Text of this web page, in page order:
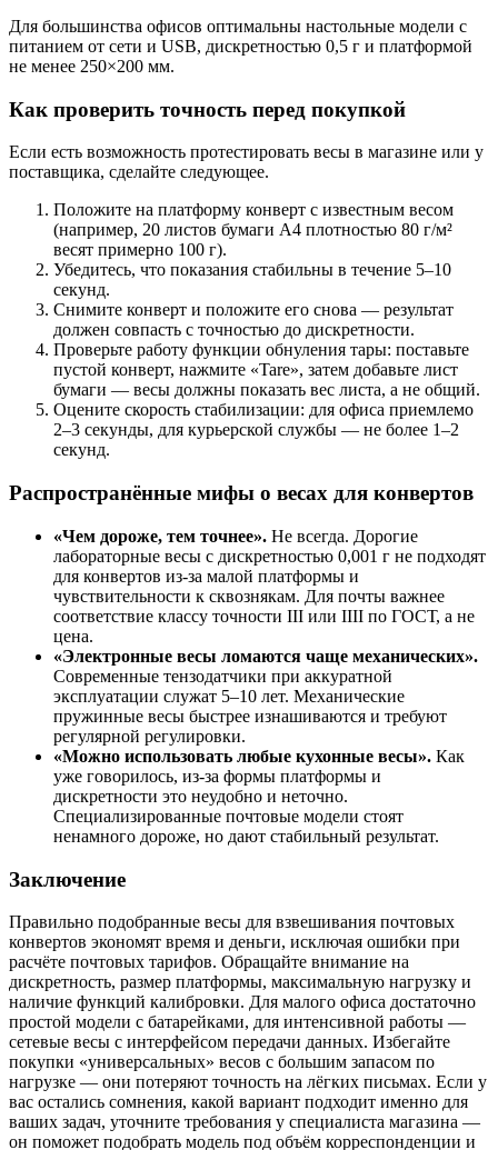
Для большинства офисов оптимальны настольные модели с
питанием от сети и USB, дискретностью 0,5 г и платформой
не менее 250×200 мм.
Как проверить точность перед покупкой
Если есть возможность протестировать весы в магазине или у
поставщика, сделайте следующее.
Положите на платформу конверт с известным весом
(например, 20 листов бумаги A4 плотностью 80 г/м²
весят примерно 100 г).
Убедитесь, что показания стабильны в течение 5–10
секунд.
Снимите конверт и положите его снова — результат
должен совпасть с точностью до дискретности.
Проверьте работу функции обнуления тары: поставьте
пустой конверт, нажмите «Tare», затем добавьте лист
бумаги — весы должны показать вес листа, а не общий.
Оцените скорость стабилизации: для офиса приемлемо
2–3 секунды, для курьерской службы — не более 1–2
секунд.
Распространённые мифы о весах для конвертов
«Чем дороже, тем точнее». Не всегда. Дорогие
лабораторные весы с дискретностью 0,001 г не подходят
для конвертов из-за малой платформы и
чувствительности к сквознякам. Для почты важнее
соответствие классу точности III или IIII по ГОСТ, а не
цена.
«Электронные весы ломаются чаще механических».
Современные тензодатчики при аккуратной
эксплуатации служат 5–10 лет. Механические
пружинные весы быстрее изнашиваются и требуют
регулярной регулировки.
«Можно использовать любые кухонные весы». Как
уже говорилось, из-за формы платформы и
дискретности это неудобно и неточно.
Специализированные почтовые модели стоят
ненамного дороже, но дают стабильный результат.
Заключение
Правильно подобранные весы для взвешивания почтовых
конвертов экономят время и деньги, исключая ошибки при
расчёте почтовых тарифов. Обращайте внимание на
дискретность, размер платформы, максимальную нагрузку и
наличие функций калибровки. Для малого офиса достаточно
простой модели с батарейками, для интенсивной работы —
сетевые весы с интерфейсом передачи данных. Избегайте
покупки «универсальных» весов с большим запасом по
нагрузке — они потеряют точность на лёгких письмах. Если у
вас остались сомнения, какой вариант подходит именно для
ваших задач, уточните требования у специалиста магазина —
он поможет подобрать модель под объём корреспонденции и